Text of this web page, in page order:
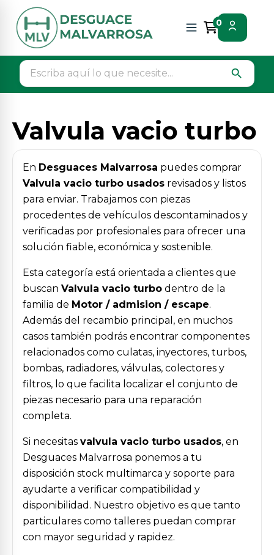
0
search
Inicio Piezas vehículos
Motor / admision / escape
Valvula vacio turbo
Valvula vacio turbo
En Desguaces Malvarrosa puedes comprar
Valvula vacio turbo usados revisados y listos
para enviar. Trabajamos con piezas
procedentes de vehículos descontaminados y
verificadas por profesionales para ofrecer una
solución fiable, económica y sostenible.
Esta categoría está orientada a clientes que
buscan Valvula vacio turbo dentro de la
familia de Motor / admision / escape.
Además del recambio principal, en muchos
casos también podrás encontrar componentes
relacionados como culatas, inyectores, turbos,
bombas, radiadores, válvulas, colectores y
filtros, lo que facilita localizar el conjunto de
piezas necesario para una reparación
completa.
Si necesitas valvula vacio turbo usados, en
Desguaces Malvarrosa ponemos a tu
disposición stock multimarca y soporte para
ayudarte a verificar compatibilidad y
disponibilidad. Nuestro objetivo es que tanto
particulares como talleres puedan comprar
con mayor seguridad y rapidez.